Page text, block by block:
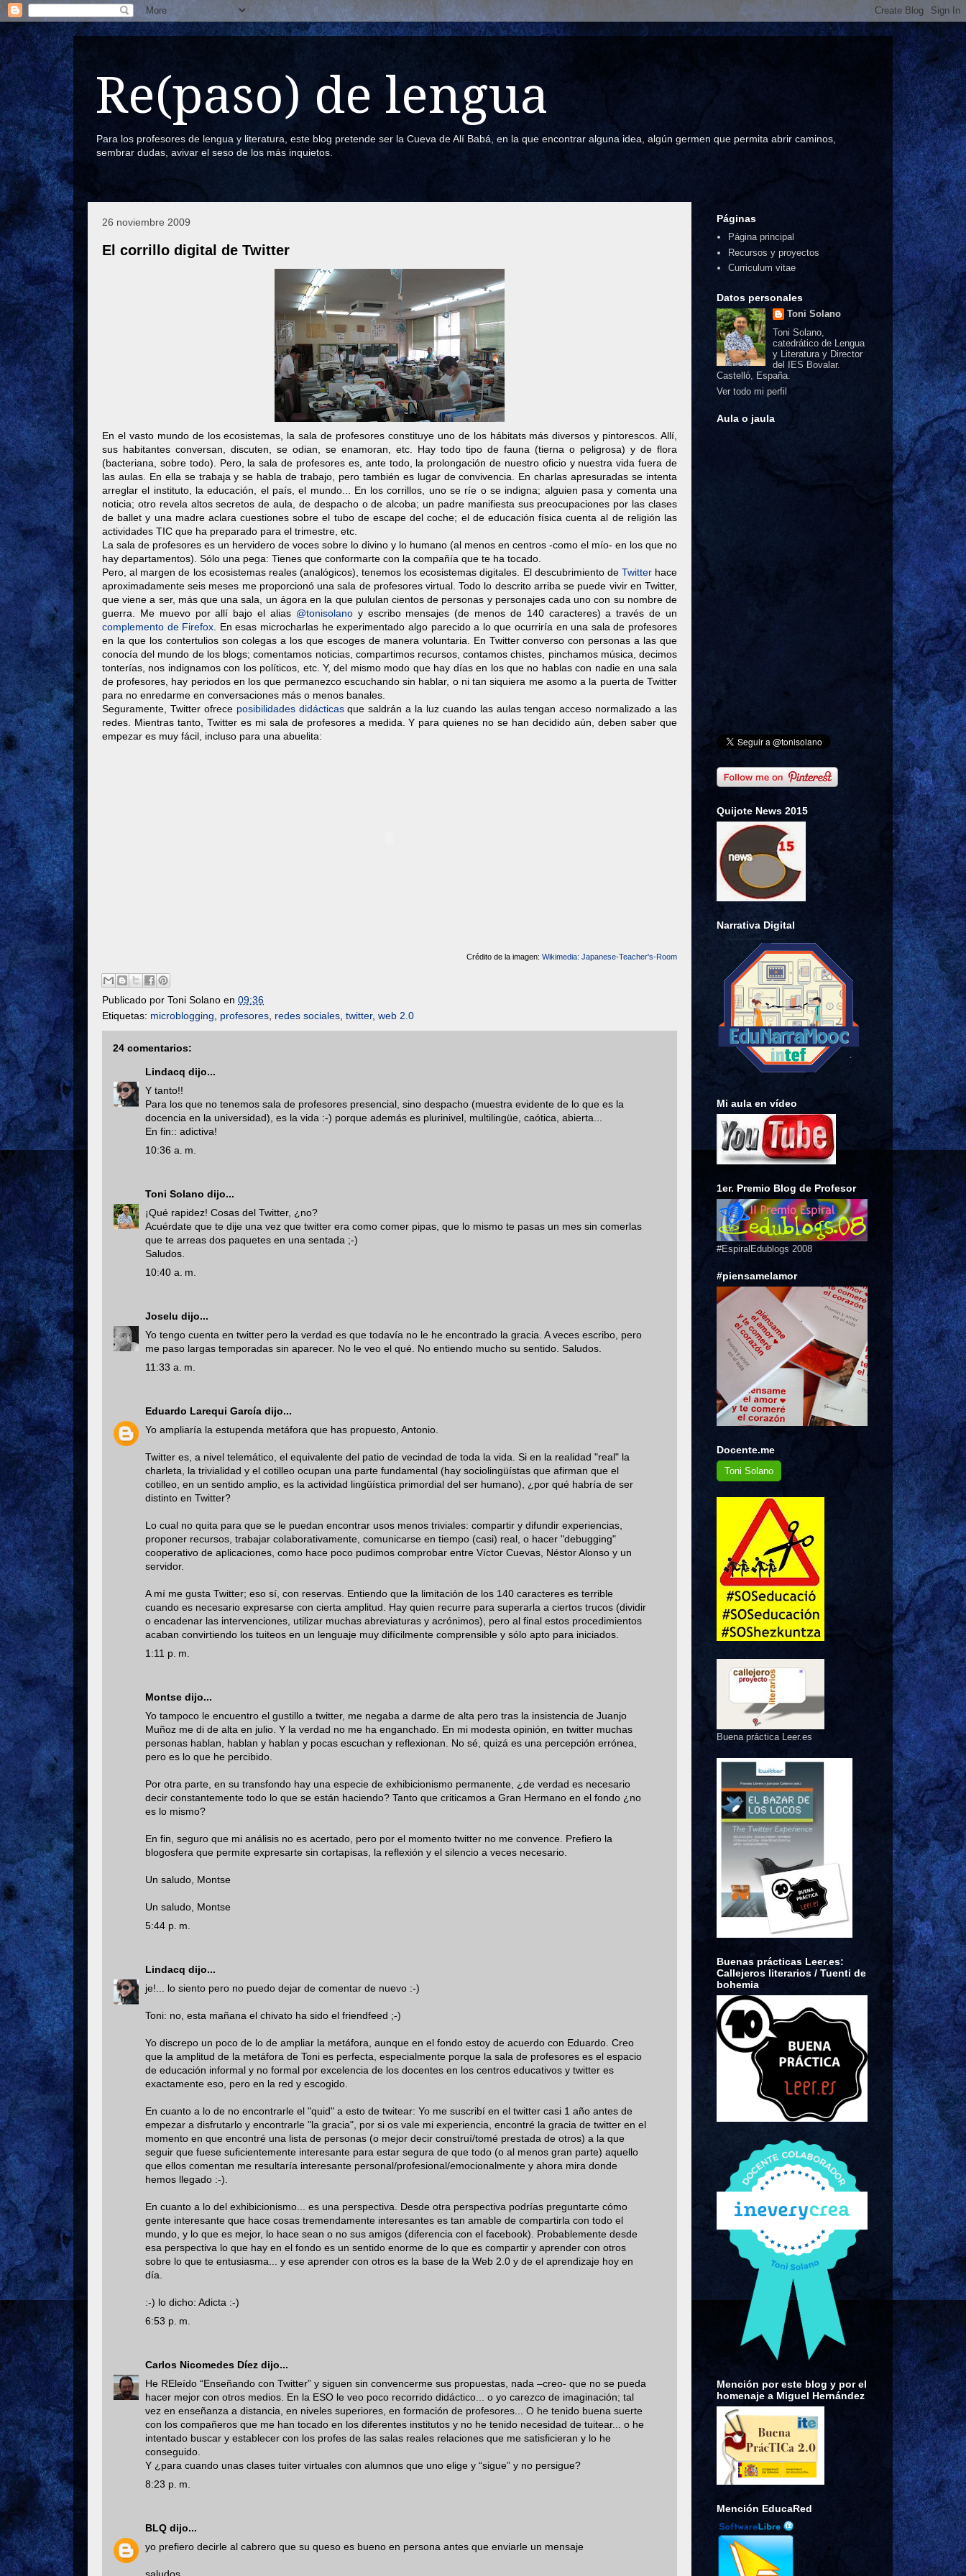
Re(paso) de lengua
Para los profesores de lengua y literatura, este blog pretende ser la Cueva de Alí Babá, en la que encontrar alguna idea, algún germen que permita abrir caminos,
sembrar dudas, avivar el seso de los más inquietos.
26 noviembre 2009
El corrillo digital de Twitter
En el vasto mundo de los ecosistemas, la sala de profesores constituye uno de los hábitats más diversos y pintorescos. Allí,
sus habitantes conversan, discuten, se odian, se enamoran, etc. Hay todo tipo de fauna (tierna o peligrosa) y de flora
(bacteriana, sobre todo). Pero, la sala de profesores es, ante todo, la prolongación de nuestro oficio y nuestra vida fuera de
las aulas. En ella se trabaja y se habla de trabajo, pero también es lugar de convivencia. En charlas apresuradas se intenta
arreglar el instituto, la educación, el país, el mundo... En los corrillos, uno se ríe o se indigna; alguien pasa y comenta una
noticia; otro revela altos secretos de aula, de despacho o de alcoba; un padre manifiesta sus preocupaciones por las clases
de ballet y una madre aclara cuestiones sobre el tubo de escape del coche; el de educación física cuenta al de religión las
actividades TIC que ha preparado para el trimestre, etc.
La sala de profesores es un hervidero de voces sobre lo divino y lo humano (al menos en centros -como el mío- en los que no
hay departamentos). Sólo una pega: Tienes que conformarte con la compañía que te ha tocado.
Pero, al margen de los ecosistemas reales (analógicos), tenemos los ecosistemas digitales. El descubrimiento de Twitterhace
aproximadamente seis meses me proporcionó una sala de profesores virtual. Todo lo descrito arriba se puede vivir en Twitter,
que viene a ser, más que una sala, un ágora en la que pululan cientos de personas y personajes cada uno con su nombre de
guerra. Me muevo por allí bajo el alias @tonisolanoy escribo mensajes (de menos de 140 caracteres) a través de un
complemento de Firefox . En esas microcharlas he experimentado algo parecido a lo que ocurriría en una sala de profesores
en la que los contertulios son colegas a los que escoges de manera voluntaria. En Twitter converso con personas a las que
conocía del mundo de los blogs; comentamos noticias, compartimos recursos, contamos chistes, pinchamos música, decimos
tonterías, nos indignamos con los políticos, etc. Y, del mismo modo que hay días en los que no hablas con nadie en una sala
de profesores, hay periodos en los que permanezco escuchando sin hablar, o ni tan siquiera me asomo a la puerta de Twitter
para no enredarme en conversaciones más o menos banales.
Seguramente, Twitter ofrece posibilidades didácticasque saldrán a la luz cuando las aulas tengan acceso normalizado a las
redes. Mientras tanto, Twitter es mi sala de profesores a medida. Y para quienes no se han decidido aún, deben saber que
empezar es muy fácil, incluso para una abuelita:
Crédito de la imagen: Wikimedia: Japanese-Teacher's-Room
Publicado por Toni Solano en 09:36
Etiquetas: microblogging profesores redes sociales twitter, web 2.0
24 comentarios:
Lindacq dijo...
Y tanto!!
Para los que no tenemos sala de profesores presencial, sino despacho (muestra evidente de lo que es la
docencia en la universidad), es la vida :-) porque además es plurinivel, multilingüe, caótica, abierta...
En fin:: adictiva!
10:36 a. m.
Toni Solano dijo...
¡Qué rapidez! Cosas del Twitter, ¿no?
Acuérdate que te dije una vez que twitter era como comer pipas, que lo mismo te pasas un mes sin comerlas
que te arreas dos paquetes en una sentada ;-)
Saludos.
10:40 a. m.
Joselu dijo...
Yo tengo cuenta en twitter pero la verdad es que todavía no le he encontrado la gracia. A veces escribo, pero
me paso largas temporadas sin aparecer. No le veo el qué. No entiendo mucho su sentido. Saludos.
11:33 a. m.
Eduardo Larequi García dijo...
Yo ampliaría la estupenda metáfora que has propuesto, Antonio.
Twitter es, a nivel telemático, el equivalente del patio de vecindad de toda la vida. Si en la realidad "real" la
charleta, la trivialidad y el cotilleo ocupan una parte fundamental (hay sociolingüístas que afirman que el
cotilleo, en un sentido amplio, es la actividad lingüística primordial del ser humano), ¿por qué habría de ser
distinto en Twitter?
Lo cual no quita para que se le puedan encontrar usos menos triviales: compartir y difundir experiencias,
proponer recursos, trabajar colaborativamente, comunicarse en tiempo (casi) real, o hacer "debugging"
cooperativo de aplicaciones, como hace poco pudimos comprobar entre Víctor Cuevas, Néstor Alonso y un
servidor.
A mí me gusta Twitter; eso sí, con reservas. Entiendo que la limitación de los 140 caracteres es terrible
cuando es necesario expresarse con cierta amplitud. Hay quien recurre para superarla a ciertos trucos (dividir
o encadenar las intervenciones, utilizar muchas abreviaturas y acrónimos), pero al final estos procedimientos
acaban convirtiendo los tuiteos en un lenguaje muy difícilmente comprensible y sólo apto para iniciados.
1:11 p. m.
Montse dijo...
Yo tampoco le encuentro el gustillo a twitter, me negaba a darme de alta pero tras la insistencia de Juanjo
Muñoz me di de alta en julio. Y la verdad no me ha enganchado. En mi modesta opinión, en twitter muchas
personas hablan, hablan y hablan y pocas escuchan y reflexionan. No sé, quizá es una percepción errónea,
pero es lo que he percibido.
Por otra parte, en su transfondo hay una especie de exhibicionismo permanente, ¿de verdad es necesario
decir constantemente todo lo que se están haciendo? Tanto que criticamos a Gran Hermano en el fondo ¿no
es lo mismo?
En fin, seguro que mi análisis no es acertado, pero por el momento twitter no me convence. Prefiero la
blogosfera que permite expresarte sin cortapisas, la reflexión y el silencio a veces necesario.
Un saludo, Montse
Un saludo, Montse
5:44 p. m.
Lindacq dijo...
je!... lo siento pero no puedo dejar de comentar de nuevo :-)
Toni: no, esta mañana el chivato ha sido el friendfeed ;-)
Yo discrepo un poco de lo de ampliar la metáfora, aunque en el fondo estoy de acuerdo con Eduardo. Creo
que la amplitud de la metáfora de Toni es perfecta, especialmente porque la sala de profesores es el espacio
de educación informal y no formal por excelencia de los docentes en los centros educativos y twitter es
exactamente eso, pero en la red y escogido.
En cuanto a lo de no encontrarle el "quid" a esto de twitear: Yo me suscribí en el twitter casi 1 año antes de
empezar a disfrutarlo y encontrarle "la gracia", por si os vale mi experiencia, encontré la gracia de twitter en el
momento en que encontré una lista de personas (o mejor decir construí/tomé prestada de otros) a la que
seguir que fuese suficientemente interesante para estar segura de que todo (o al menos gran parte) aquello
que ellos comentan me resultaría interesante personal/profesional/emocionalmente y ahora mira donde
hemos llegado :-).
En cuanto a lo del exhibicionismo... es una perspectiva. Desde otra perspectiva podrías preguntarte cómo
gente interesante que hace cosas tremendamente interesantes es tan amable de compartirla con todo el
mundo, y lo que es mejor, lo hace sean o no sus amigos (diferencia con el facebook). Probablemente desde
esa perspectiva lo que hay en el fondo es un sentido enorme de lo que es compartir y aprender con otros
sobre lo que te entusiasma... y ese aprender con otros es la base de la Web 2.0 y de el aprendizaje hoy en
día.
:-) lo dicho: Adicta :-)
6:53 p. m.
Carlos Nicomedes Díez dijo...
He REleído “Enseñando con Twitter” y siguen sin convencerme sus propuestas, nada –creo- que no se pueda
hacer mejor con otros medios. En la ESO le veo poco recorrido didáctico... o yo carezco de imaginación; tal
vez en enseñanza a distancia, en niveles superiores, en formación de profesores... O he tenido buena suerte
con los compañeros que me han tocado en los diferentes institutos y no he tenido necesidad de tuitear... o he
intentado buscar y establecer con los profes de las salas reales relaciones que me satisficieran y lo he
conseguido.
Y ¿para cuando unas clases tuiter virtuales con alumnos que uno elige y “sigue” y no persigue?
8:23 p. m.
BLQ dijo...
yo prefiero decirle al cabrero que su queso es bueno en persona antes que enviarle un mensaje
Páginas
Página principal
Recursos y proyectos
Curriculum vitae
Datos personales
Toni Solano
Toni Solano,
catedrático de Lengua
y Literatura y Director
del IES Bovalar.
Castelló, España.
Ver todo mi perfil
Aula o jaula
Quijote News 2015
Narrativa Digital
Mi aula en vídeo
1er. Premio Blog de Profesor
#EspiralEdublogs 2008
#piensamelamor
Docente.me
Toni Solano
Buena práctica Leer.es
Buenas prácticas Leer.es:
Callejeros literarios / Tuenti de
bohemia
Mención por este blog y por el
homenaje a Miguel Hernández
Mención EducaRed